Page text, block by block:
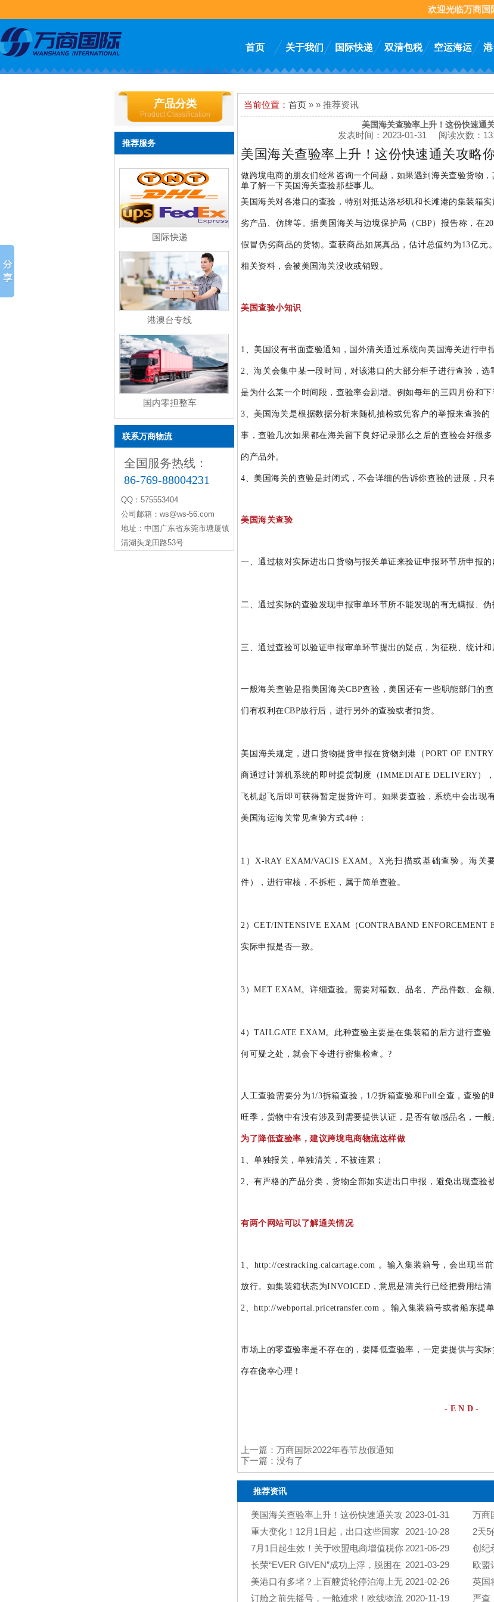
欢迎光临万商国
首页 关于我们 国际快递 双清包税 空运海运
产品分类
Product Classification
推荐服务
国际快递
港澳台专线
国内零担整车
联系万商物流
全国服务热线：
86-769-88004231
QQ：575553404
公司邮箱：ws@ws-56.com
地址：中国广东省东莞市塘厦镇
清湖头龙田路53号
当前位置： 首页 » » 推荐资讯
美国海关查验率上升！这份快速通
发表时间： 2023-01-31 阅读次数：
美国海关查验率上升！这份快速通关攻略
做跨境电商的朋友们经常咨询一个问题，如果遇到海关查验货物
单了解一下美国海关查验那些事儿。
美国海关对各港口的查验，特别对抵达洛杉矶和长滩港的集装箱
劣产品、仿牌等。据美国海关与边境保护局（CBP）报告称，在
假冒伪劣商品的货物。查获商品如属真品，估计总值约为13亿元
相关资料，会被美国海关没收或销毁。
美国查验小知识
1、美国没有书面查验通知，国外清关通过系统向美国海关进行申
2、海关会集中某一段时间，对该港口的大部分柜子进行查验，
是为什么某一个时间段，查验率会剧增。例如每年的三四月份和下
3、美国海关是根据数据分析来随机抽检或凭客户的举报来查验
事，查验几次如果都在海关留下良好记录那么之后的查验会好很
的产品外。
4、美国海关的查验是封闭式，不会详细的告诉你查验的进展，只
美国海关查验
一、通过核对实际进出口货物与报关单证来验证申报环节所申报的
二、通过实际的查验发现申报审单环节所不能发现的有无瞒报、
三、通 过查验可以验证申报审单环节提出的疑点，为征税、统计
一般海关查验是指美国海关CBP查验，美国还有一些职能部门的
们有权利在CBP放行后，进行另外的查验或者扣货。
美国海关规定，进口货物提货申报在货物到港（PORT OF
商通过计算机系统的即时提货制度（IMMEDIATE DELIVERY）
飞机起飞后即可获得暂定提货许可。如果要查验，系统中会出现
美国海运海关常见查验方式4种：
1）X-RAY EXAM/VACIS EXAM。X光扫描或基础查验。海
件），进行审核，不拆柜，属于简单查验。
2）CET/INTENSIVE EXAM（CONTRABAND
实际申报是否一致。
3）MET EXAM。详细查验。需要对箱数、品名、产品件数、金额
4）TAILGATE EXAM。此种查验主要是在集装箱的后方进行查
何可疑之处，就会下令进行密集检查。?
人工查验需要分为1/3拆箱查验，1/2拆箱查验和Full全查，查验
旺季，货物中有没有涉及到需要提供认证，是否有敏感品名，一
为了降低查验率，建议跨境电商物流这样做
1、单独报关，单独清关，不被连累；
2、有严格的产品分类，货物全部如实进出口申报，避免出现查验
有两个网站可以了解通关情况
1、http://cestracking.calcartage.com 。输入集装箱号，会出现当
放行。如集装箱状态为INVOICED，意思是清关行已经把费用结清
2、http://webportal.pricetransfer.com 。输入集装箱号或者船东提
市场上的零查验率是不存在的，要降低查验率，一定要提供与实
存在侥幸心理！
- E N D -
上一篇： 万商国际2022年春节放假通知
下一篇： 没有了
推荐资讯
2023-01-31
美国海关查验率上升！这份快速通关攻
略你值得拥有！
万商
2021-10-28
重大变化！12月1日起，出口这些国家
停止签发普惠制原产地证书！
2天5
预计
涨。
2021-06-29
7月1日起生效！关于欧盟电商增值税你
必须了解的新规则
创纪
轮拥
2021-03-29
长荣“EVER GIVEN”成功上浮，脱困在
望！但何时畅通仍是未知，已有数十艘集装箱船绕行
好望角（附完整名单）！
欧盟
ICS2
2021-02-26
美港口有多堵？上百艘货轮停泊海上无
法进港！
英国
志！
2020-11-19
订舱之前先摇号，一舱难求！欧线物流 严查